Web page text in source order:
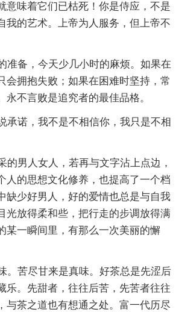
意味着它们已枯死！你是侍应，不是
我的艺术。上帝为人服务，但上帝不
准备，今天少几小时的麻烦。如果在
会拥抱失败；如果在困难时坚持，常
永不言败是追究者的最佳品格。
承诺，我不是不相信你，我只是不相
的男人女人，若再与文字沾上点边，
人的思想文化修养，也提高了一个档
缺少好男人，好的爱情也总是与自我
光放得柔和些，把行走的步调放得满
某一瞬间里，有那么一次美丽的懈
。苦尽甘来是真味。好茶总是先涩后
乐。先甜者，往往后苦，先苦者往往
与茶之道也有想通之处。富一代历尽